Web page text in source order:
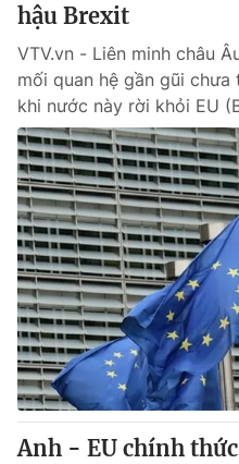
® Cấm sao chép dưới mọi
thuận bằng văn bản. Ghi rõ
thông tin từ website này.
hậu Brexit
VTV.vn - Liên minh châu
mối quan hệ gần gũi
khi nước này rời khỏi EU
Anh - EU chính